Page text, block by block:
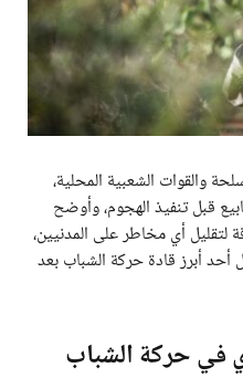
والقوات الشعبية المحلية،
قبل تنفيذ الهجوم، وأوضح
أي مخاطر على المدنيين،
أبرز قادة حركة الشباب بعد
في حركة الشباب